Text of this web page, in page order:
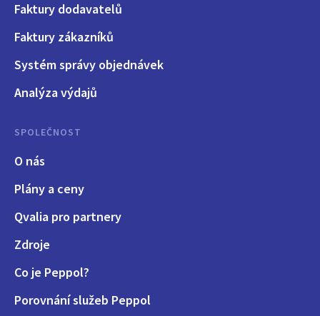
Faktury dodavatelů
Faktury zákazníků
Systém správy objednávek
Analýza výdajů
SPOLEČNOST
O nás
Plány a ceny
Qvalia pro partnery
Zdroje
Co je Peppol?
Porovnání služeb Peppol